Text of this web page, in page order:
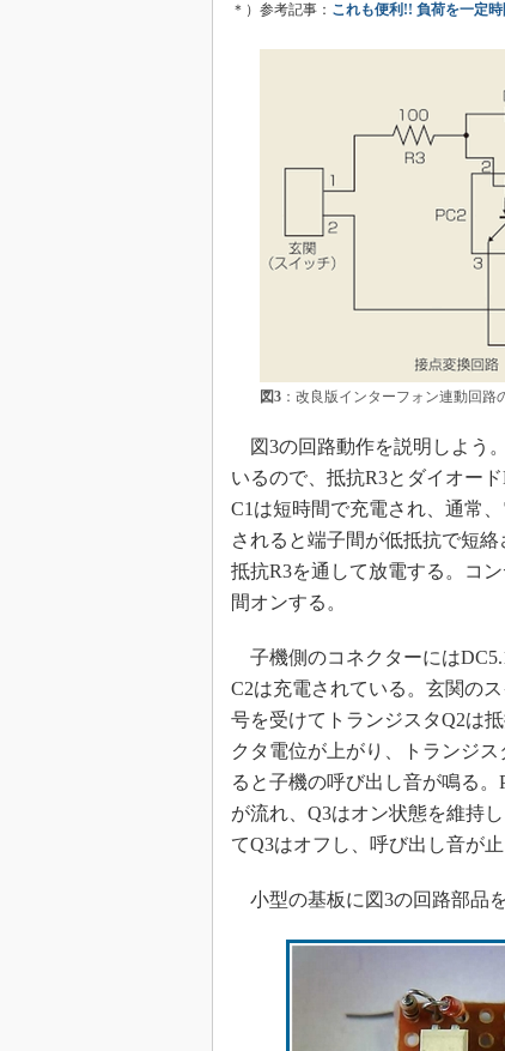
＊）参考記事： これも便利!! 負荷を一定
図3：改良版インターフォン連動回路
図3の回路動作を説明しよう
いるので、抵抗R3とダイオー
C1は短時間で充電され、通常
されると端子間が低抵抗で短
抵抗R3を通して放電する。コ
間オンする。
子機側のコネクターには
C2は充電されている。玄関の
号を受けてトランジスタQ2は
クタ電位が上がり、トランジ
ると子機の呼び出し音が鳴る
が流れ、Q3はオン状態を維持
てQ3はオフし、呼び出し音が止
小型の基板に図3の回路部品